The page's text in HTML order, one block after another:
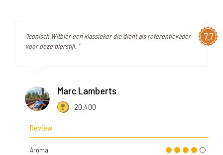
7,7
"Iconisch Witbier een klassieker die dient als referentiekader
voor deze bierstijl. "
Marc Lamberts
20.400
Review
Aroma